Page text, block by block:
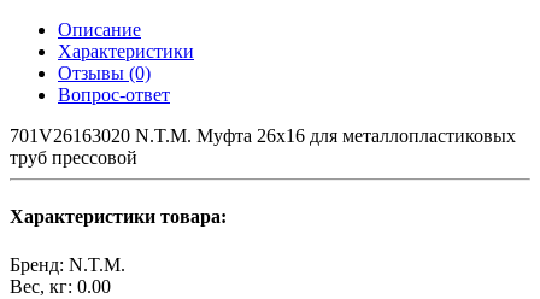
Описание
Характеристики
Отзывы (0)
Вопрос-ответ
701V26163020 N.T.M. Муфта 26x16 для металлопластиковых
труб прессовой
Характеристики товара:
Бренд: N.T.M.
Вес, кг: 0.00